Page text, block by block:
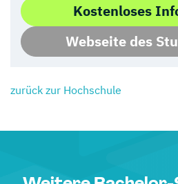
Kostenloses
Webseite des
zurück zur Hochschule